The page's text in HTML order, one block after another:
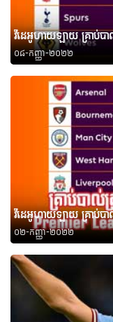
វីដេអូហាយឡាយ គ្រាប់បា
០៨-កញ្ញា-២០២២
វីដេអូហាយឡាយ គ្រាប់បា
០២-កញ្ញា-២០២២